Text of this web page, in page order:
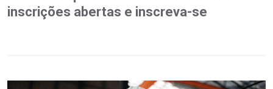
inscrições abertas e inscreva-se